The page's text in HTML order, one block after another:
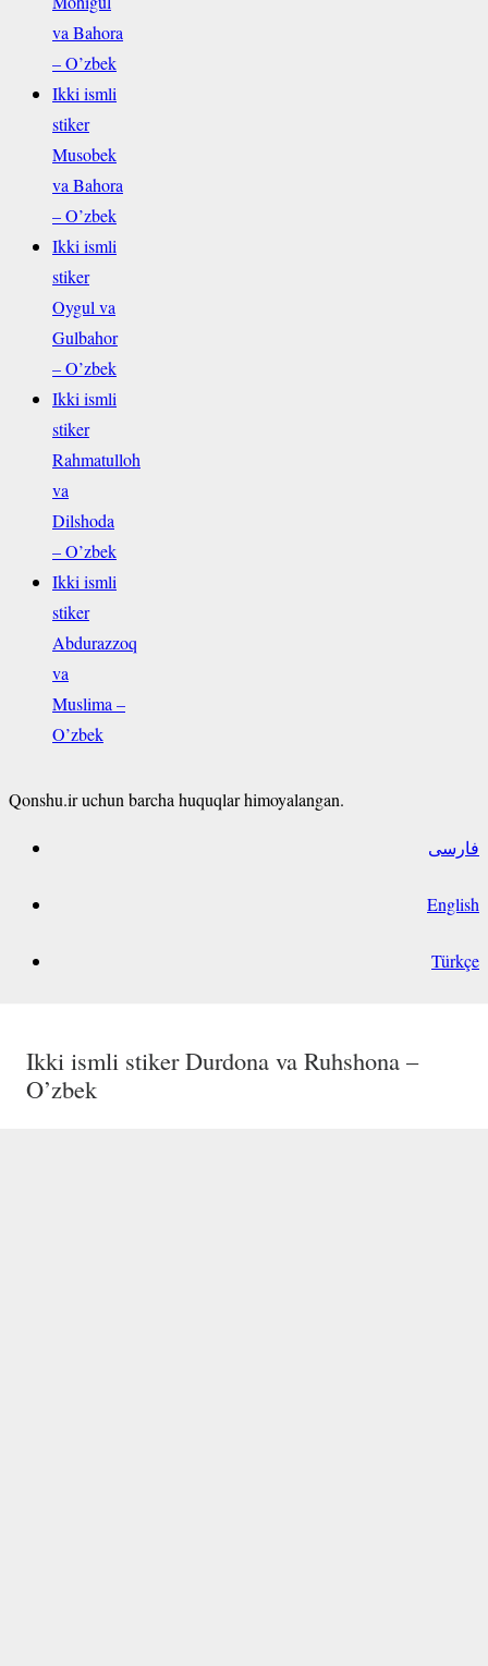
Ikki ismli stiker Niluzar va Munira – O’zbek
Ikki ismli stiker Botir va Feruza – O’zbek
Ahliddin ism stikeri O’zbek
Ikki ismli stiker Durdona va Ruhshona –
O’zbek
va Bahora
– O’zbek
Ikki ismli
stiker
Musobek
va Bahora
– O’zbek
Ikki ismli
stiker
Oygul va
Gulbahor
– O’zbek
Ikki ismli
stiker
Rahmatulloh
va
Dilshoda
– O’zbek
Ikki ismli
stiker
Abdurazzoq
va
Muslima –
O’zbek
Qonshu.ir uchun barcha huquqlar himoyalangan.
فارسی
English
Türkçe